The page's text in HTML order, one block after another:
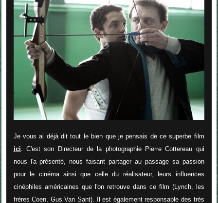
Je vous ai déjà dit tout le bien que je pensais de ce superbe film
ici . C'est son Directeur de la photographie Pierre Cottereau qui
nous l'a présenté, nous faisant partager au passage sa passion
pour le cinéma ainsi que celle du réalisateur, leurs influences
cinéphiles américaines que l'on retrouve dans ce film (Lynch, les
frères Coen, Gus Van Sant). Il est également responsable des très